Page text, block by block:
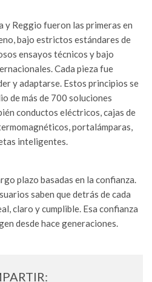
y Reggio fueron las primeras en
bajo estrictos estándares de
ensayos técnicos y bajo
Cada pieza fue
y adaptarse. Estos principios se
de más de 700 soluciones
conductos eléctricos, cajas de
portalámparas,
inteligentes.
plazo basadas en la confianza.
saben que detrás de cada
claro y cumplible. Esa confianza
desde hace generaciones.